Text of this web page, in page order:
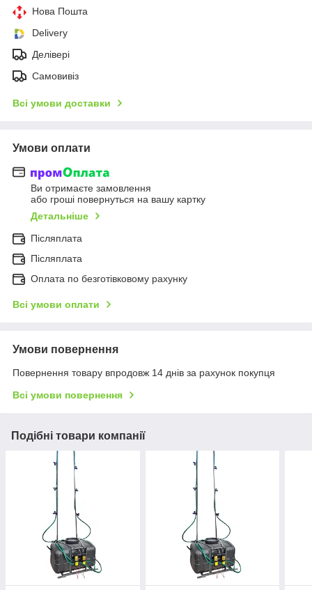
Нова Пошта
Delivery
Делівері
Самовивіз
Всі умови доставки
Умови оплати
Ви отримаєте замовлення
або гроші повернуться на вашу картку
Детальніше
Післяплата
Післяплата
Оплата по безготівковому рахунку
Всі умови оплати
Умови повернення
Повернення товару впродовж 14 днів за рахунок покупця
Всі умови повернення
Подібні товари компанії